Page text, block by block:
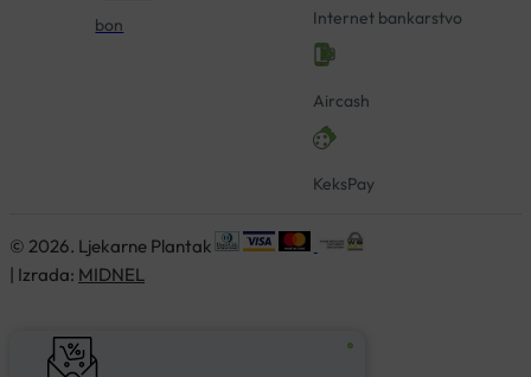
bon
Internet bankarstvo
Aircash
KeksPay
© 2026. Ljekarne Plantak
| Izrada: MIDNEL